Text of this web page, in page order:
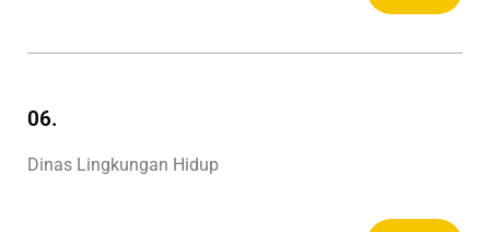
06.
Dinas Lingkungan Hidup